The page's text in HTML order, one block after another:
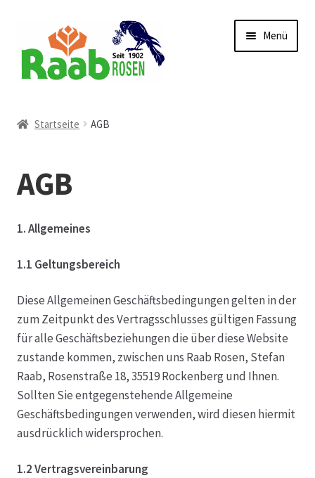
Navigation
springen
Inhalt
springen
Menü
Austellungen und Bio-Baumverkauf
Beet- und Balkonbepflanzung
Bezahlung und Lieferung
Chronik
Datenschutz
Echtheit von Bewertungen
Firmenchronik seit 1902
Floristik
Startseite AGB
AGB
1. Allgemeines
1.1 Geltungsbereich
Diese Allgemeinen Geschäftsbedingungen gelten in der
zum Zeitpunkt des Vertragsschlusses gültigen Fassung
für alle Geschäftsbeziehungen die über diese Website
zustande kommen, zwischen uns Raab Rosen, Stefan
Raab, Rosenstraße 18, 35519 Rockenberg und Ihnen.
Sollten Sie entgegenstehende Allgemeine
Geschäftsbedingungen verwenden, wird diesen hiermit
ausdrücklich widersprochen.
1.2 Vertragsvereinbarung